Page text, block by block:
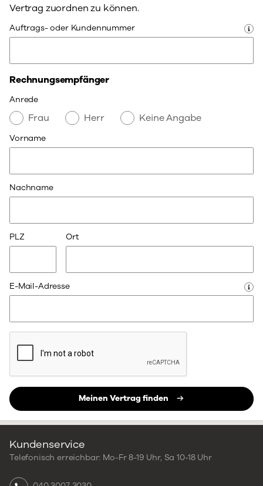
Vertrag zuordnen zu können.
Auftrags- oder Kundennummer
Rechnungsempfänger
Anrede
Frau Herr Keine Angabe
Vorname
Nachname
PLZ Ort
E-Mail-Adresse
Meinen Vertrag finden
Kundenservice
Telefonisch erreichbar: Mo-Fr 8-19 Uhr, Sa 10-18 Uhr